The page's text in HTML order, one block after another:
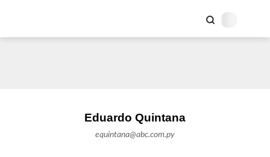
Eduardo Quintana
equintana@abc.com.py